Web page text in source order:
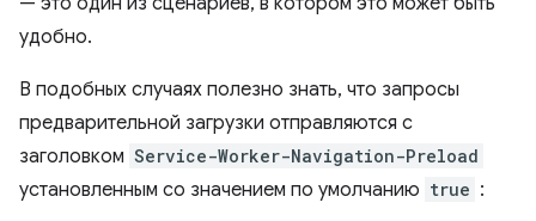
удобно.
В подобных случаях полезно знать, что запросы
предварительной загрузки отправляются с
заголовком Service-Worker-Navigation-Preload
установленным со значением по умолчанию true :